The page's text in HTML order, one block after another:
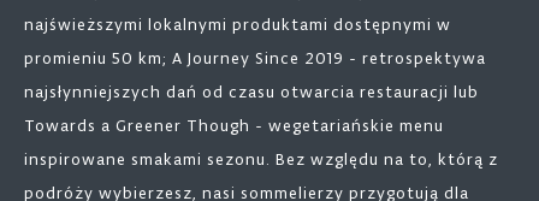
najświeższymi lokalnymi produktami dostępnymi w
promieniu 50 km; A Journey Since 2019 - retrospektywa
najsłynniejszych dań od czasu otwarcia restauracji lub
Towards a Greener Though - wegetariańskie menu
inspirowane smakami sezonu. Bez względu na to, którą z
podróży wybierzesz, nasi sommelierzy przygotują dla